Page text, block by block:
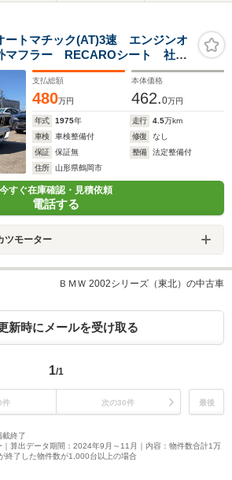
トマチック(AT)3速 エンジンオ
マフラー RECAROシート 社外
支払総額
480万円
本体価格
462.0万円
年式 1975年 走行 4.5万km
車検
車検整備付 修復
なし
保証
保証無 整備
法定整備付
住所
山形県鶴岡市
今すぐ在庫確認・見積依頼
電話する
ツモーター
ＢＭＷ 2002シリーズ（東北）の中古車
新時にメールを受け取る
1/1
件 次の30件 最後
終了
算出データ期間：2024年9月～11月｜内容：物件数合計1万
終了した物件数が1,000台以上の場合